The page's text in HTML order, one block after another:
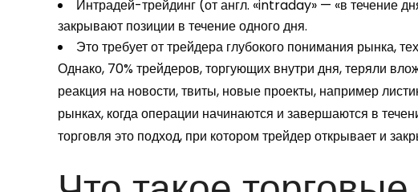
Интрадей-трейдинг (от англ. «intraday» — «в течение
закрывают позиции в течение одного дня.
Это требует от трейдера глубокого понимания рынка,
Однако, 70% трейдеров, торгующих внутри дня, теряли
реакция на новости, твиты, новые проекты, например
рынках, когда операции начинаются и завершаются в
торговля это подход, при котором трейдер открывает и